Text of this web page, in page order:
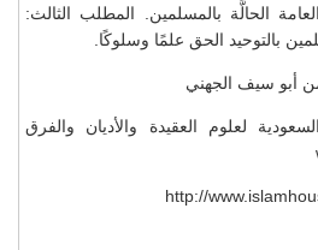
الحالَّة بالمسلمين. المطلب الثالث:
بالتوحيد الحق علمًا وسلوكًا.
أبو سيف الجهني
لعلوم العقيدة والأديان والفرق
http://